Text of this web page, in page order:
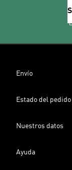
Envío
Estado del pedido
Nuestros datos
Ayuda